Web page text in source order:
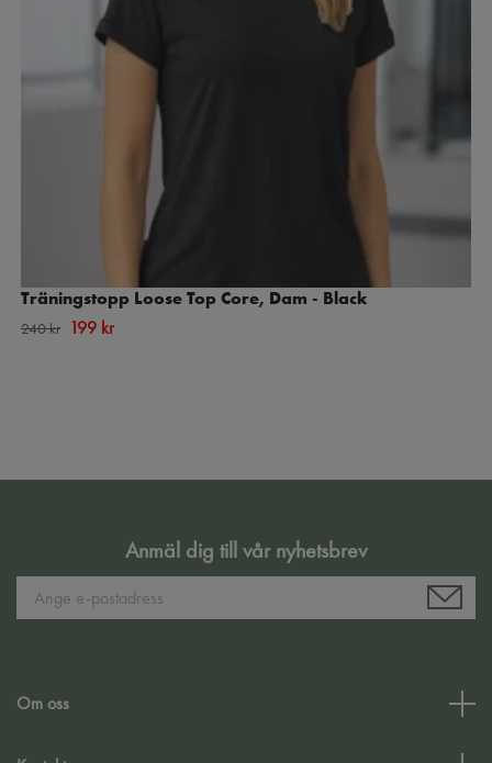
Träningstopp Loose Top Core, Dam - Black
240 kr 199 kr
Anmäl dig till vår nyhetsbrev
Om oss